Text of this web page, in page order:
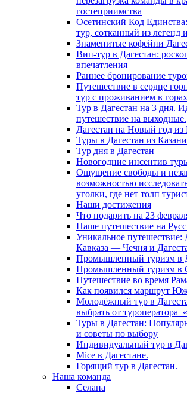
гостеприимства
Осетинский Код
тур, сотканный из легенд
Знаменитые кофейни
Вип-тур в Дагестан:
впечатления
Раннее бронирование
Путешествие в сердце
тур с проживанием в
Тур в Дагестан на 3 дня.
путешествие на выходные.
Дагестан на Новый год из
Туры в Дагестан из
Тур дня в Дагестан
Новогодние инсентив
Ощущение свободы и
возможностью
уголки, где нет толп
Наши достижения
Что подарить на 23
Наше путешествие на
Уникальное путешествие:
Кавказа — Чечня и
Промышленный туризм в
Промышленный туризм в
Путешествие во время
Как появился маршрут
Молодёжный тур в
выбрать от туроператора
Туры в Дагестан:
и советы по выбору
Индивидуальный тур в
Mice в Дагестане.
Горящий тур в Дагестан.
Наша команда
Селана